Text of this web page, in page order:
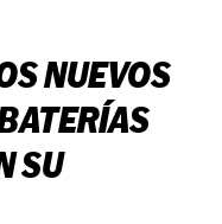
NUEVOS
SU